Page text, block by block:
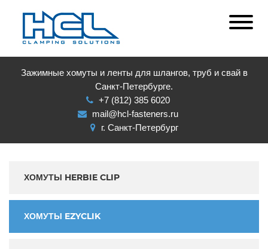
Зажимные хомуты и ленты для шлангов, труб и свай в
Санкт-Петербурге.
+7 (812) 385 6020
mail@hcl-fasteners.ru
г. Санкт-Петербург
ХОМУТЫ HERBIE CLIP
ХОМУТЫ EZYCLIK